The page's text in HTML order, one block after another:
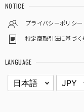
NOTICE
プライバシーポリシー
特定商取引法に基づく
LANGUAGE